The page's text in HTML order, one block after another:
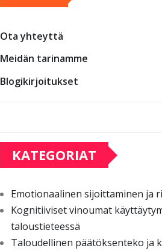
Ota yhteyttä
Meidän tarinamme
Blogikirjoitukset
KATEGORIAT
Emotionaalinen sijoittaminen ja
Kognitiiviset vinoumat
taloustieteessä
Taloudellinen päätöksenteko ja